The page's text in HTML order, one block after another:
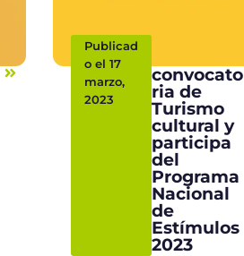
Publicad
o el 17
marzo,
2023
convocato
ria de
Turismo
cultural y
participa
del
Programa
Nacional
de
Estímulos
2023